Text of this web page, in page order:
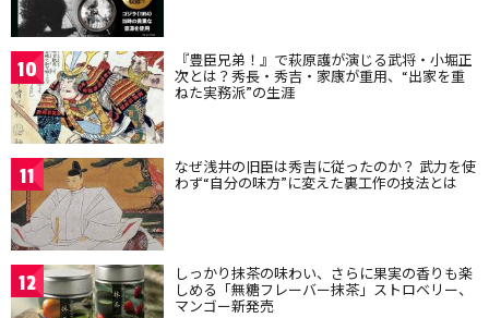
10 『豊臣兄弟！』で萩原護が演じる武将・小堀正
次とは？秀長・秀吉・家康が重用、“出家を重
ねた実務派”の生涯
11 なぜ浅井の旧臣は秀吉に従ったのか？ 武力を使
わず“自分の味方”に変えた裏工作の技法とは
12 しっかり抹茶の味わい、さらに果実の香りも楽
しめる「無糖フレーバー抹茶」ストロベリー、
マンゴー新発売